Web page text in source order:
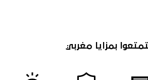
بمزايا مغربي